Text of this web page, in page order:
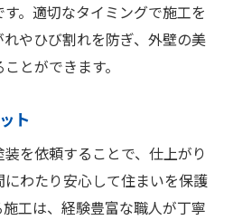
。適切なタイミングで施工を
やひび割れを防ぎ、外壁の美
とができます。
ト
を依頼することで、仕上がり
わたり安心して住まいを保護
工は、経験豊富な職人が丁寧